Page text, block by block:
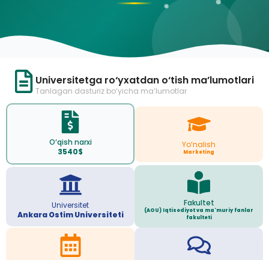
Universitetga ro‘yxatdan o‘tish ma’lumotlari
Tanlagan dasturiz bo‘yicha ma’lumotlar
O‘qish narxi
3540$
Yo‘nalish
Marketing
Universitet
Ankara Ostim Universiteti
Fakultet
(AOU) Iqtisodiyot va ma'muriy fanlar
fakulteti